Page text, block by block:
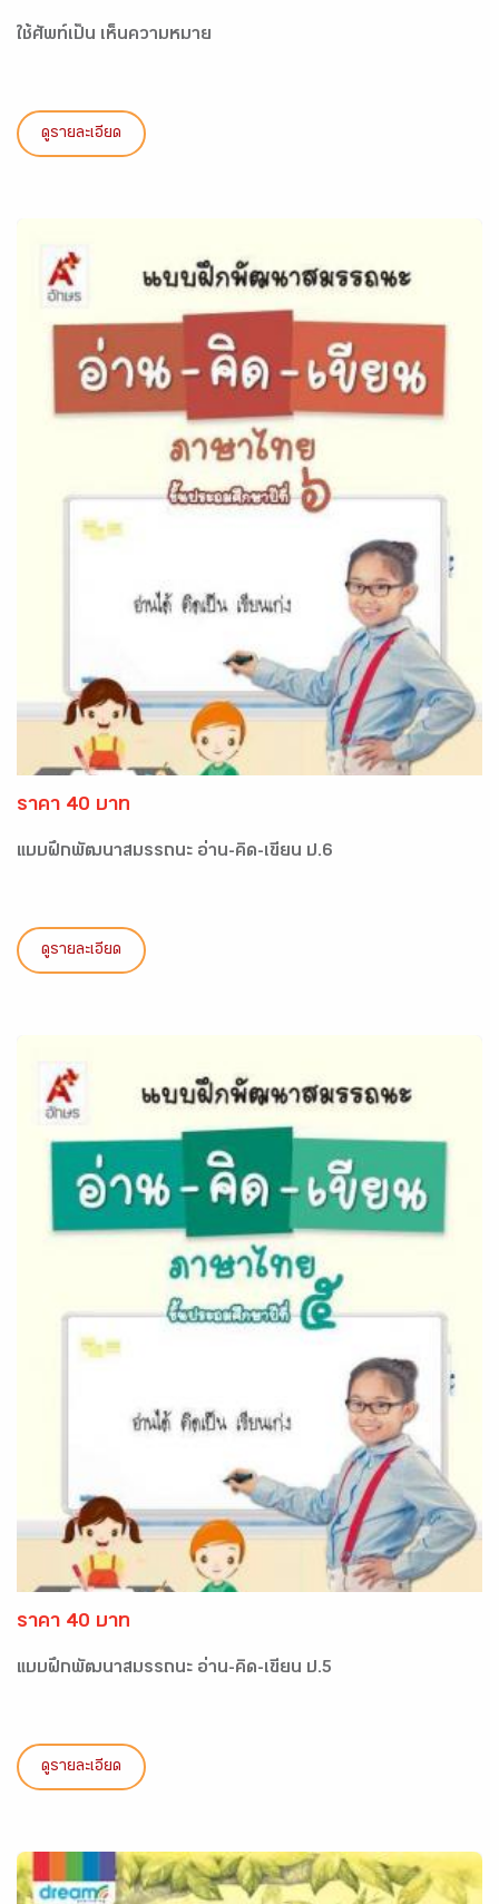
ใช้ศัพท์เป็น เห็นความหมาย
ดูรายละเอียด
ราคา 40 บาท
แบบฝึกพัฒนาสมรรถนะ อ่าน-คิด-เขียน ป.6
ดูรายละเอียด
ราคา 40 บาท
แบบฝึกพัฒนาสมรรถนะ อ่าน-คิด-เขียน ป.5
ดูรายละเอียด